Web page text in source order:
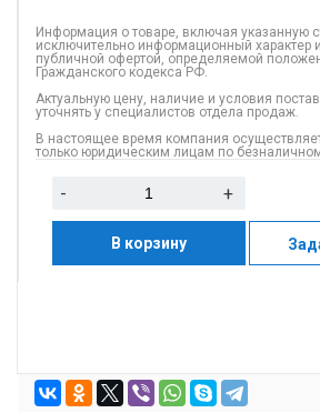
Информация о товаре, включая указанную
исключительно информационный характер
публичной офертой, определяемой
Гражданского кодекса РФ.
Актуальную цену, наличие и условия
уточнять у специалистов отдела продаж.
В настоящее время компания осуществляет
только юридическим лицам по
- +
В корзину